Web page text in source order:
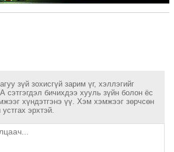
зүй зохисгүй зарим үг, хэллэгийг
сэтгэгдэл бичихдээ хууль зүйн болон ёс
хүндэтгэнэ үү. Хэм хэмжээг зөрчсөн
эрхтэй.